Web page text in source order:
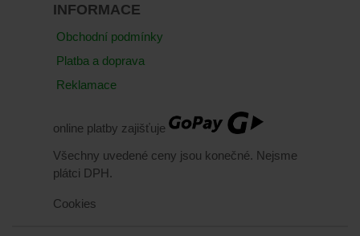
INFORMACE
Obchodní podmínky
Platba a doprava
Reklamace
online platby zajišťuje
Všechny uvedené ceny jsou konečné. Nejsme
plátci DPH.
Cookies